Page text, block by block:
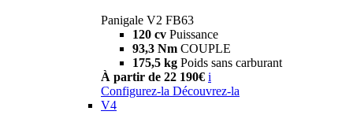
Panigale V2 FB63
120 cv Puissance
93,3 Nm COUPLE
175,5 kg Poids sans carburant
À partir de 22 190€ i
Configurez-la Découvrez-la
V4